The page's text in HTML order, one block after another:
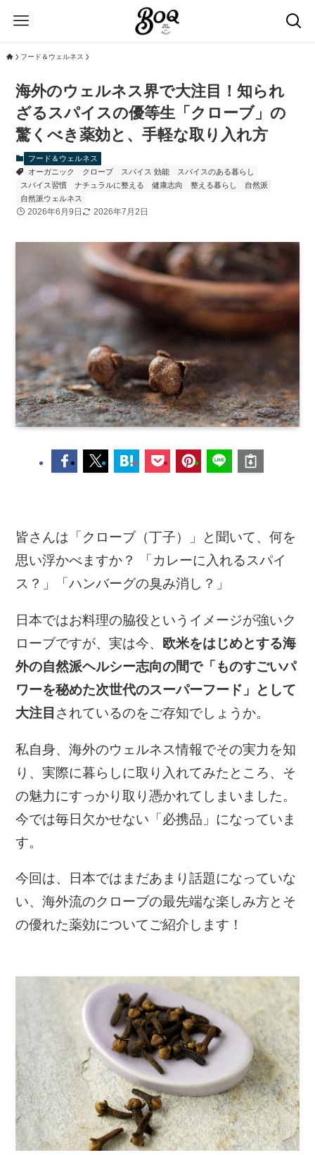
フード＆ウェルネス
海外のウェルネス界で大注目！知られ
ざるスパイスの優等生「クローブ」の
驚くべき薬効と、手軽な取り入れ方
フード＆ウェルネス
オーガニック
クローブ スパイス 効能
スパイスのある暮らし
スパイス習慣
ナチュラルに整える 健康志向 整える暮らし
自然派
自然派ウェルネス
2026年6月9日 2026年7月2日
皆さんは「クローブ（丁子）」と聞いて、何を
思い浮かべますか？ 「カレーに入れるスパイ
ス？」「ハンバーグの臭み消し？」
日本ではお料理の脇役というイメージが強いク
ローブですが、実は今、 欧米をはじめとする海
外の自然派ヘルシー志向の間で「ものすごいパ
ワーを秘めた次世代のスーパーフード」として
大注目 されているのをご存知でしょうか。
私自身、海外のウェルネス情報でその実力を知
り、実際に暮らしに取り入れてみたところ、そ
の魅力にすっかり取り憑かれてしまいました。
今では毎日欠かせない「必携品」になっていま
す。
今回は、日本ではまだあまり話題になっていな
い、海外流のクローブの最先端な楽しみ方とそ
の優れた薬効についてご紹介します！